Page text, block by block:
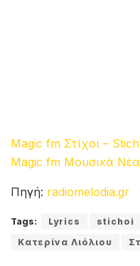
Magic fm Στίχοι –
Magic fm Μουσικά Νέα
Πηγή: radiomelodia.gr
Tags: Lyrics stichoi
Κατερίνα Λιόλιου